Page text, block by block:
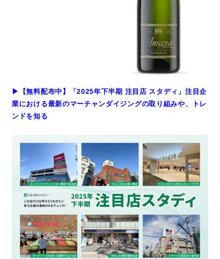
▶︎【無料配布中】「2025年下半期 注目店 スタディ」注目企
業における最新のマーチャンダイジングの取り組みや、トレ
ンドを知る